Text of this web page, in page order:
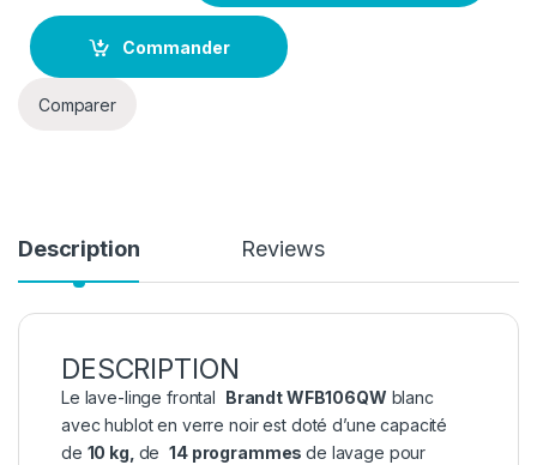
Commander
Comparer
Description Reviews
DESCRIPTION
Le lave-linge frontal Brandt WFB106QW blanc
avec hublot en verre noir est doté d’une capacité
de 10 kg, de14 programmesde lavage pour